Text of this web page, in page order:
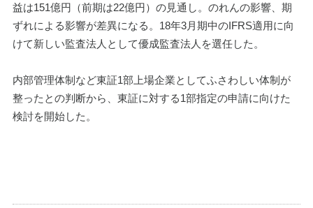
益は151億円（前期は22億円）の見通し。のれんの影響、期
ずれによる影響が差異になる。18年3月期中のIFRS適用に向
けて新しい監査法人として優成監査法人を選任した。
内部管理体制など東証1部上場企業としてふさわしい体制が
整ったとの判断から、東証に対する1部指定の申請に向けた
検討を開始した。